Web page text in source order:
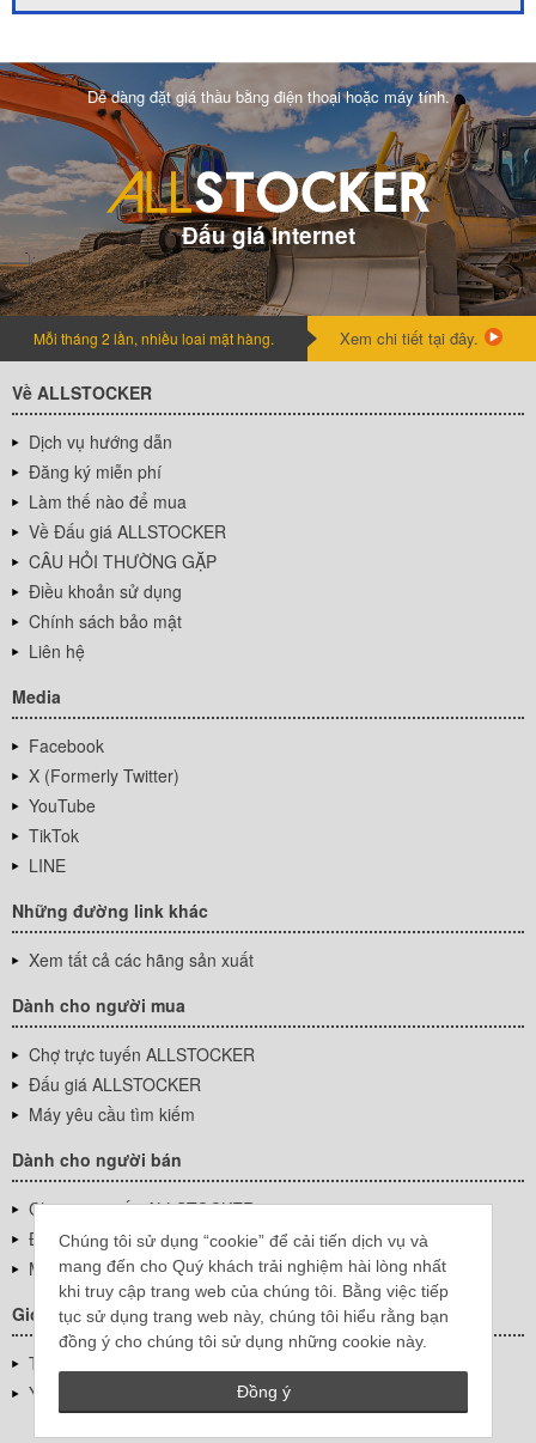
Chúng tôi sử dụng “cookie” để cải tiến dịch vụ và
mang đến cho Quý khách trải nghiệm hài lòng nhất
khi truy cập trang web của chúng tôi. Bằng việc tiếp
tục sử dụng trang web này, chúng tôi hiểu rằng bạn
đồng ý cho chúng tôi sử dụng những cookie này.
Đồng ý
Dễ dàng đặt giá thầu bằng điện thoại hoặc máy tính.
Đấu giá internet
Mỗi tháng 2 lần, nhiều loai mặt hàng. Xem chi tiết tại đây.
Về ALLSTOCKER
Dịch vụ hướng dẫn
Đăng ký miễn phí
Làm thế nào để mua
Về Đấu giá ALLSTOCKER
CÂU HỎI THƯỜNG GẶP
Điều khoản sử dụng
Chính sách bảo mật
Liên hệ
Media
Facebook
X (Formerly Twitter)
YouTube
TikTok
LINE
Những đường link khác
Xem tất cả các hãng sản xuất
Dành cho người mua
Chợ trực tuyến ALLSTOCKER
Đấu giá ALLSTOCKER
Máy yêu cầu tìm kiếm
Dành cho người bán
Chợ trực tuyến ALLSTOCKER
Đấu giá ALLSTOCKER
Máy yêu cầu tìm kiếm
Giới thiệu công ty
Thông tin về doanh nghiệp
YUTAKA Inc.